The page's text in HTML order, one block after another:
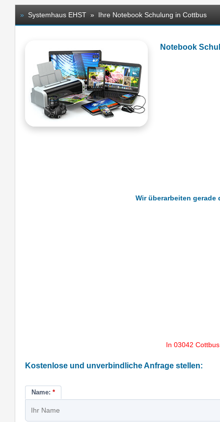
» Systemhaus EHST » Ihre Notebook Schulung in Cottbus
Notebook
Wir überarbeiten
In 03042
Kostenlose und unverbindliche Anfrage stellen:
Name: *